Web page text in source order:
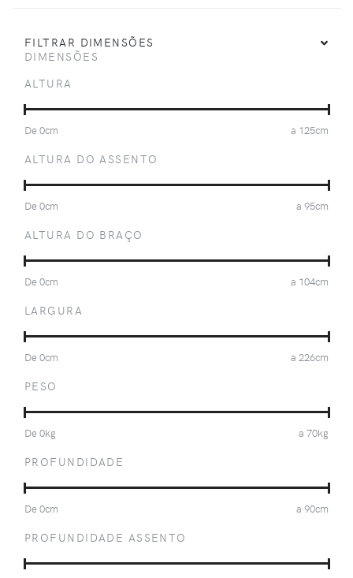
FILTRAR DIMENSÕES
DIMENSÕES
ALTURA
De0cm a 125cm
ALTURA DO ASSENTO
De0cm a 95cm
ALTURA DO BRAÇO
De0cm a 104cm
LARGURA
De0cm a 226cm
PESO
De0kg a 70kg
PROFUNDIDADE
De0cm a 90cm
PROFUNDIDADE ASSENTO